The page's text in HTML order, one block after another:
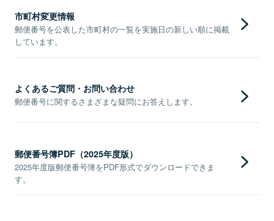
市町村変更情報
郵便番号を公表した市町村の一覧を実施日の新しい順に掲載
しています。
よくあるご質問・お問い合わせ
郵便番号に関するさまざまな疑問にお答えします。
郵便番号簿PDF（2025年度版）
2025年度版郵便番号簿をPDF形式でダウンロードできま
す。